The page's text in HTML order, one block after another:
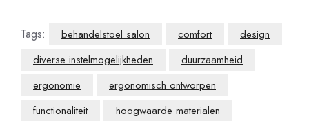
Tags: behandelstoel salon comfort
design
diverse instelmogelijkheden
duurzaamheid
ergonomie
ergonomisch ontworpen
functionaliteit
hoogwaarde materialen